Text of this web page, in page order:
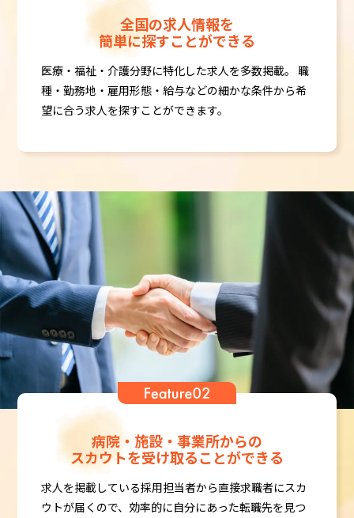
全国の求人情報を
簡単に探すことができる
医療・福祉・介護分野に特化した求人を多数掲載。 職
種・勤務地・雇用形態・給与などの細かな条件から希
望に合う求人を探すことができます。
病院・施設・事業所からの
スカウトを受け取ることができる
求人を掲載している採用担当者から直接求職者にスカ
ウトが届くので、効率的に自分にあった転職先を見つ